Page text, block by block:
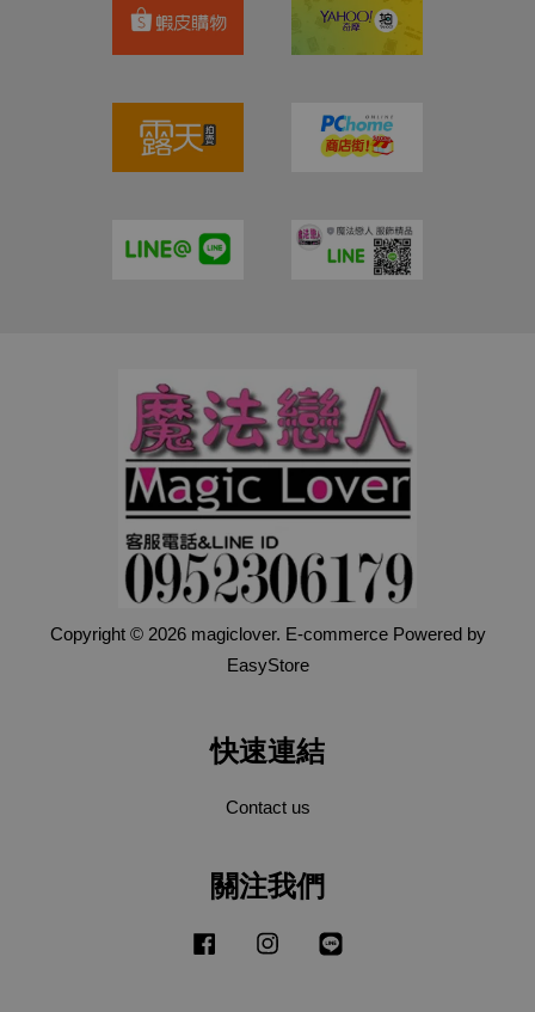
Copyright © 2026 magiclover. E-commerce Powered by
EasyStore
快速連結
Contact us
關注我們
Facebook Instagram